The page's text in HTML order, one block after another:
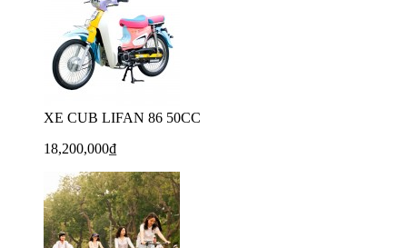
XE CUB LIFAN 86 50CC
18,200,000₫